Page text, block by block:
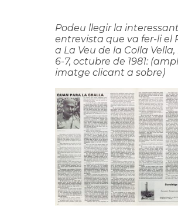
Podeu llegir la
entrevista que va fer-li el
a La Veu de la Colla Vella,
6-7, octubre de 1981:
imatge clicant a sobre)